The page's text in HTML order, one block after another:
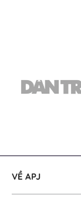
VỀ APJ